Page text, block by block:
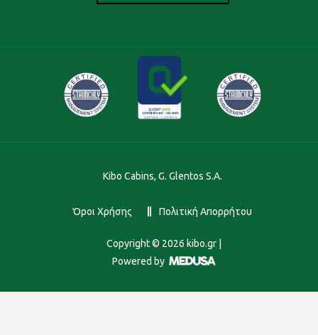
Kibo Cabins, G. Glentos S.A.
Όροι Χρήσης Πολιτική Απορρήτου
Copyright © 2026 kibo.gr |
Powered by